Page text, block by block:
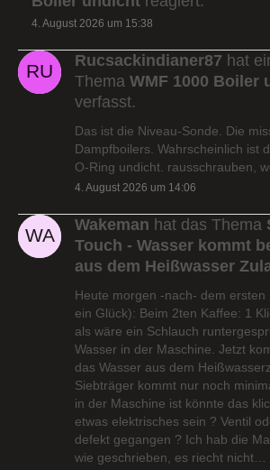
4. August 2026 um 15:38
Rucsackindianer87 hat
Thema WMF 1000 Boiler
verfasst.
Das ist die Niveau-Sonde. Die
Dampfboilers. Wahrscheinlich ist
O-Ring undicht. rausschrauben,
4. August 2026 um 14:06
Wakeman hat das Thema
Touch - Wasser kommt
aus dem Heißwasser
Heute morgen -nach- dem ersten
ein Glück): Beim 2ten Kaffee: 1
als wäre ein Schlauch
Wasser in der Maschine. Jetzt
das Wasser aus dem
Siebträger kommt nur noch
in der Maschine ist könnte das
etwas elektrisches sein ? Ventil
defekt gegangen ? Ich hab die
wie geschrieben, es riecht nicht…